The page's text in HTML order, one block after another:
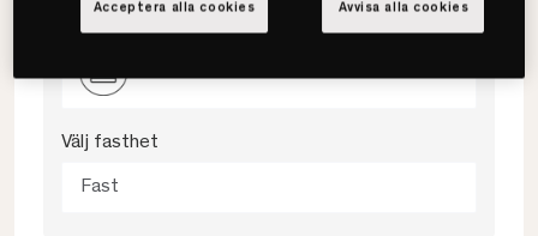
Välj storlek
Välj fasthet
Fast
Avvisa alla cookies
Acceptera alla cookies